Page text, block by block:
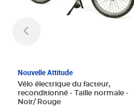
Nouvelle Attitude
Vélo électrique du facteur,
reconditionné - Taille normale -
Noir/ Rouge